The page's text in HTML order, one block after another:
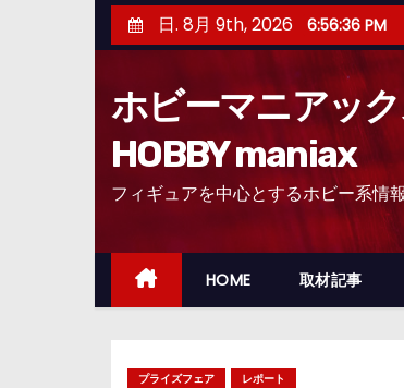
ン
ッ
日. 8月 9th, 2026 6:56:37 PM
ホビーマニアッ
HOBBY maniax
フィギュアを中心とするホビー系情
HOME 取材記事
プライズフェア レポート